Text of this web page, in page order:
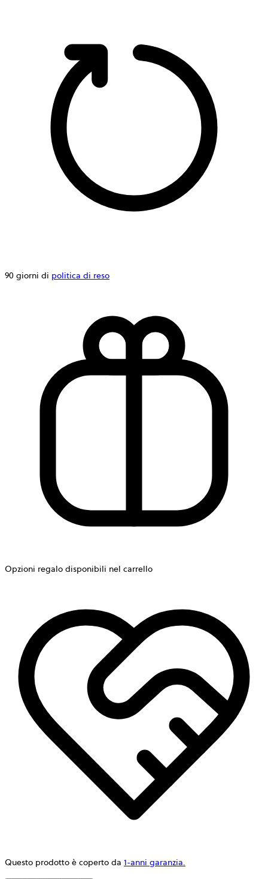
90 giorni di politica di reso
Opzioni regalo disponibili nel carrello
Questo prodotto è coperto da 1-anni garanzia.